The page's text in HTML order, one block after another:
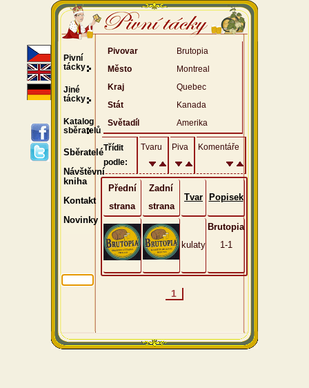
Pivovar
Brutopia
Město
Montreal
Kraj
Quebec
Stát
Kanada
Světadíl
Amerika
Třídit
podle:
Tvaru Piva Komentáře
Přední
strana
Zadní
strana
Tvar Popisek
kulaty
Brutopia
1-1
1
Pivní
tácky
Jiné
tácky
Katalog
sběratelů
Sběratelé
Návštěvní
kniha
Kontakt
Novinky